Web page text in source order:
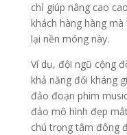
chỉ giúp nâng cao
khách hàng hàng
lại nền móng này.
Ví dụ, đội ngũ cộng
khả năng đối kháng
đảo đoạn phim
đảo mô hình đẹp
chú trọng tâm đông